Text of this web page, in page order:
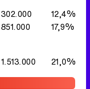
16.000
0,8%
41.000
2,2%